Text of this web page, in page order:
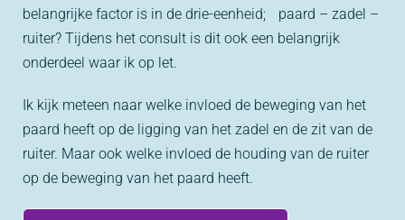
belangrijke factor is in de drie-eenheid; paard – zadel –
ruiter? Tijdens het consult is dit ook een belangrijk
onderdeel waar ik op let.
Ik kijk meteen naar welke invloed de beweging van het
paard heeft op de ligging van het zadel en de zit van de
ruiter. Maar ook welke invloed de houding van de ruiter
op de beweging van het paard heeft.